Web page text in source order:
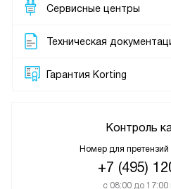
Сервисные центры
Техническая
Гарантия Korting
Контроль
Номер для
+7 (495)
с 08:00 до